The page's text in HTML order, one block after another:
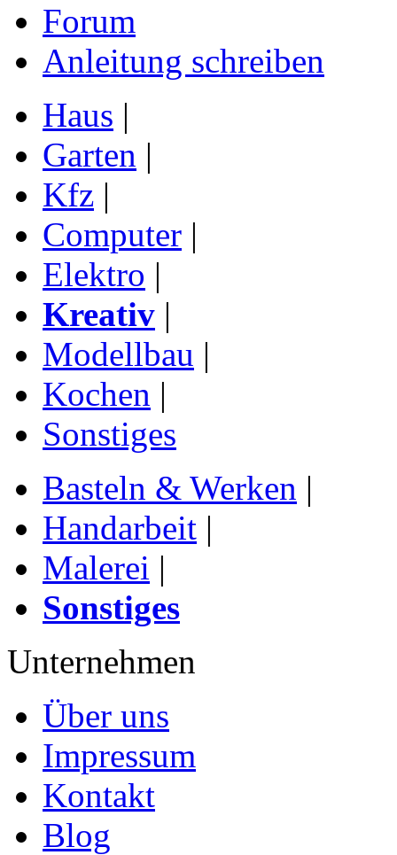
Forum
Anleitung schreiben
Haus |
Garten |
Kfz |
Computer |
Elektro |
Kreativ |
Modellbau |
Kochen |
Sonstiges
Basteln & Werken |
Handarbeit |
Malerei |
Sonstiges
Unternehmen
Über uns
Impressum
Kontakt
Blog